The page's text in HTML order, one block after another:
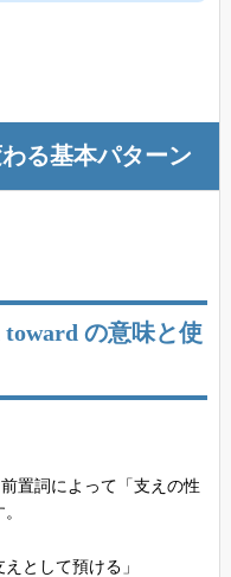
る基本パターン
toward の意味と使
置詞によって「支えの性
として預ける」